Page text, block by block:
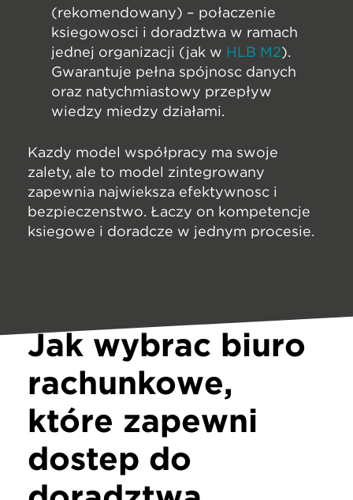
(rekomendowany) – połączenie
księgowości i doradztwa w ramach
jednej organizacji (jak w HLB M2).
Gwarantuje pełną spójność danych
oraz natychmiastowy przepływ
wiedzy między działami.
Każdy model współpracy ma swoje
zalety, ale to model zintegrowany
zapewnia największą efektywność i
bezpieczeństwo. Łączy on kompetencje
księgowe i doradcze w jednym procesie.
Jak wybrać biuro
rachunkowe,
które zapewni
dostęp do